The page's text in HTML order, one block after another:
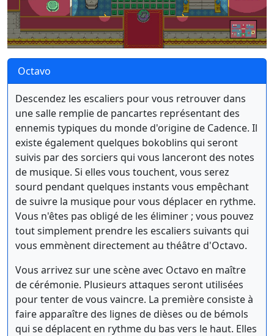
Octavo
Descendez les escaliers pour vous retrouver dans
une salle remplie de pancartes représentant des
ennemis typiques du monde d'origine de Cadence. Il
existe également quelques bokoblins qui seront
suivis par des sorciers qui vous lanceront des notes
de musique. Si elles vous touchent, vous serez
sourd pendant quelques instants vous empêchant
de suivre la musique pour vous déplacer en rythme.
Vous n'êtes pas obligé de les éliminer ; vous pouvez
tout simplement prendre les escaliers suivants qui
vous emmènent directement au théâtre d'Octavo.
Vous arrivez sur une scène avec Octavo en maître
de cérémonie. Plusieurs attaques seront utilisées
pour tenter de vous vaincre. La première consiste à
faire apparaître des lignes de dièses ou de bémols
qui se déplacent en rythme du bas vers le haut. Elles